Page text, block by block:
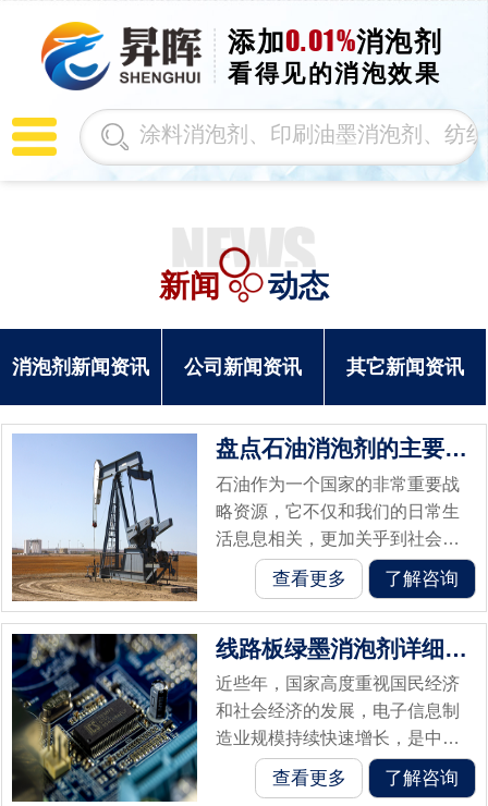
添加0.01%消泡剂
看得见的消泡效果
新闻动态
消泡剂新闻资讯 公司新闻资讯 其它新闻资讯
盘点石油消泡剂的主要特点
石油作为一个国家的非常重要战
略资源，它不仅和我们的日常生
活息息相关，更加关乎到社会经
济的持续发展，从汽车飞机等交
通工具，到农业工业生产领域，
都离不开石油作为燃料和原料。
石油在开采、...
查看更多 了解咨询
线路板绿墨消泡剂详细使用攻略
近些年，国家高度重视国民经济
和社会经济的发展，电子信息制
造业规模持续快速增长，是中国
未来发展的主要方向，下游行业
众多，从计算机、通信设备乃至
查看更多 了解咨询